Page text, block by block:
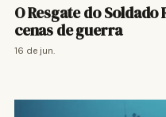
O Resgate do
cenas de guerra
16 de jun.